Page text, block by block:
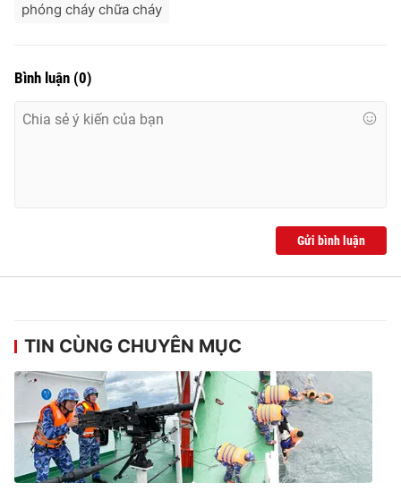
Liên hệ quảng cáo:
024-7300.7108
® Cấm sao chép dưới mọi hình thức nếu không có sự chấp
phóng cháy chữa cháy
Bình luận (0)
Gửi bình luận
TIN CÙNG CHUYÊN MỤC